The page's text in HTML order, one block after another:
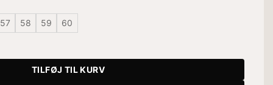
57 58 59 60
TILFØJ TIL KURV